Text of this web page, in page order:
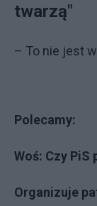
twarzą"
– To nie jest
Polecamy:
Woś: Czy
Organizuje